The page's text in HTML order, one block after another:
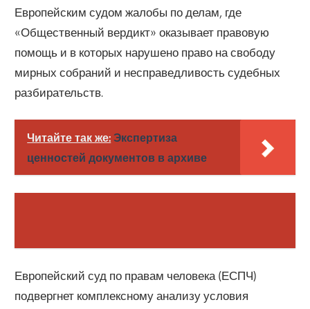
Европейским судом жалобы по делам, где
«Общественный вердикт» оказывает правовую
помощь и в которых нарушено право на свободу
мирных собраний и несправедливость судебных
разбирательств.
Читайте так же: Экспертиза
ценностей документов в архиве
Европейский суд по правам человека (ЕСПЧ)
подвергнет комплексному анализу условия